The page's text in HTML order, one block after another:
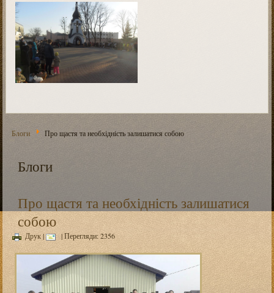
Блоги Про щастя та необхідність залишатися собою
Блоги
Про щастя та необхідність залишатися
собою
Друк| | Перегляди: 2356